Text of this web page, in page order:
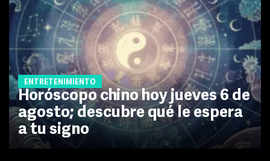
ENTRETENIMIENTO
Horóscopo chino hoy jueves 6 de
agosto; descubre qué le espera
a tu signo